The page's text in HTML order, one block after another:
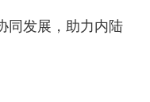
同发展，助力内陆